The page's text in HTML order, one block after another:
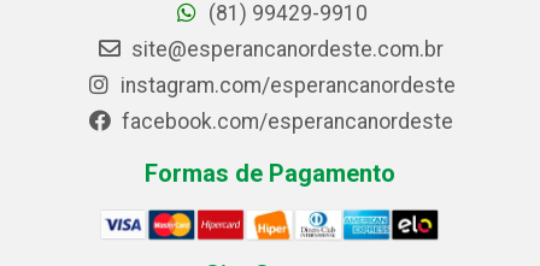
(81) 99429-9910
site@esperancanordeste.com.br
instagram.com/esperancanordeste
facebook.com/esperancanordeste
Formas de Pagamento